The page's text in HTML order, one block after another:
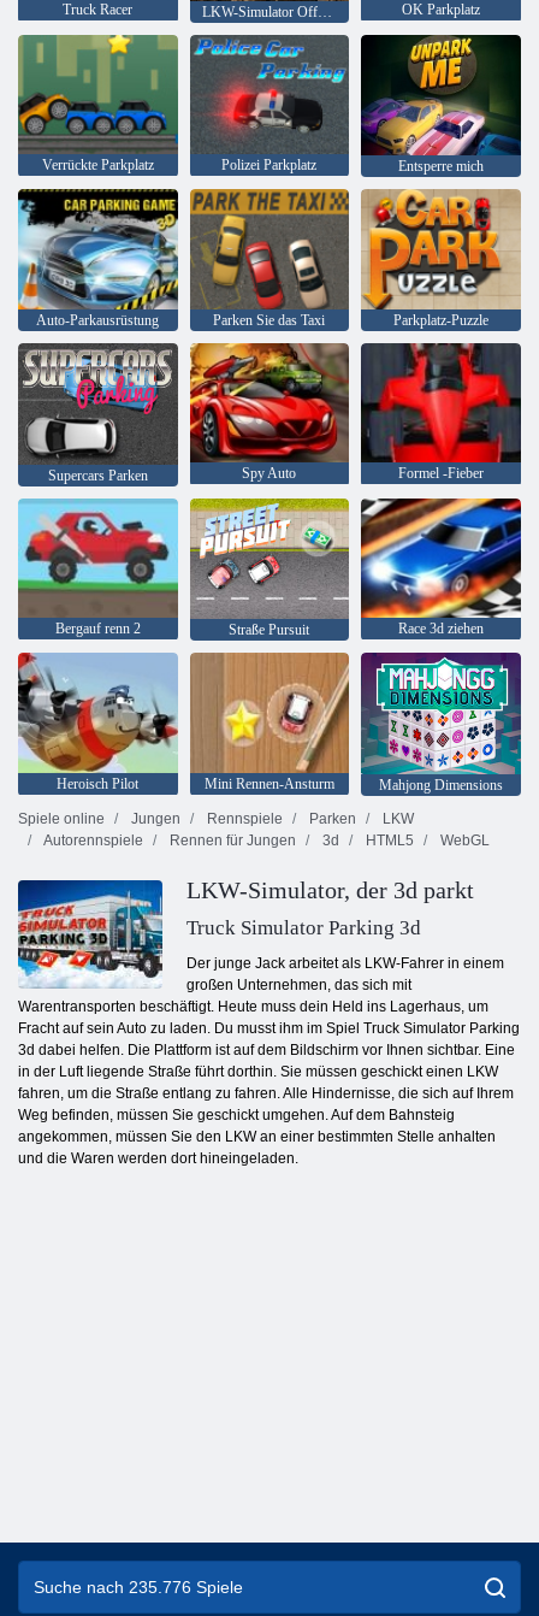
Truck Racer LKW-Simulator OffRoad 4 OK Parkplatz
Verrückte Parkplatz Polizei Parkplatz Entsperre mich
Auto-Parkausrüstung Parken Sie das Taxi Parkplatz-Puzzle
Supercars Parken Spy Auto Formel -Fieber
Bergauf renn 2 Straße Pursuit Race 3d ziehen
Heroisch Pilot Mini Rennen-Ansturm
Mahjong Dimensions
Spiele online
Jungen Rennspiele Parken
LKW
Autorennspiele
Rennen für Jungen 3d HTML5 WebGL
LKW-Simulator, der 3d parkt
Truck Simulator Parking 3d
Der junge Jack arbeitet als LKW-Fahrer in einem
großen Unternehmen, das sich mit
Warentransporten beschäftigt. Heute muss dein Held ins Lagerhaus, um
Fracht auf sein Auto zu laden. Du musst ihm im Spiel Truck Simulator Parking
3d dabei helfen. Die Plattform ist auf dem Bildschirm vor Ihnen sichtbar. Eine
in der Luft liegende Straße führt dorthin. Sie müssen geschickt einen LKW
fahren, um die Straße entlang zu fahren. Alle Hindernisse, die sich auf Ihrem
Weg befinden, müssen Sie geschickt umgehen. Auf dem Bahnsteig
angekommen, müssen Sie den LKW an einer bestimmten Stelle anhalten
und die Waren werden dort hineingeladen.